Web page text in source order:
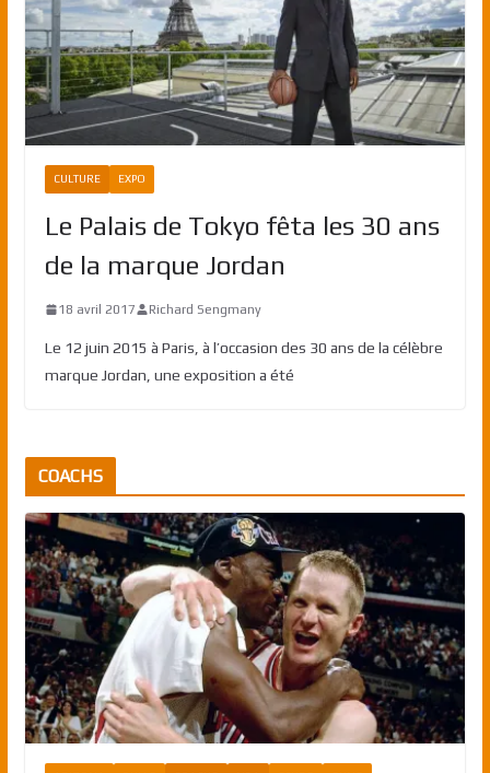
CULTURE EXPO
Le Palais de Tokyo fêta les 30 ans
de la marque Jordan
18 avril 2017 Richard Sengmany
Le 12 juin 2015 à Paris, à l’occasion des 30 ans de la célèbre
marque Jordan, une exposition a été
COACHS